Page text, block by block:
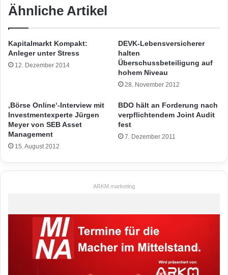
Ähnliche Artikel
Kapitalmarkt Kompakt:
Anleger unter Stress
12. Dezember 2014
DEVK-Lebensversicherer
halten
Überschussbeteiligung auf
hohem Niveau
28. November 2012
‚Börse Online‘-Interview mit
Investmentexperte Jürgen
Meyer von SEB Asset
Management
15. August 2012
BDO hält an Forderung nach
verpflichtendem Joint Audit
fest
7. Dezember 2011
ARKM.marketing